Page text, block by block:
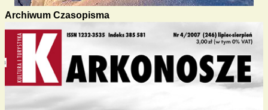
Archiwum Czasopisma